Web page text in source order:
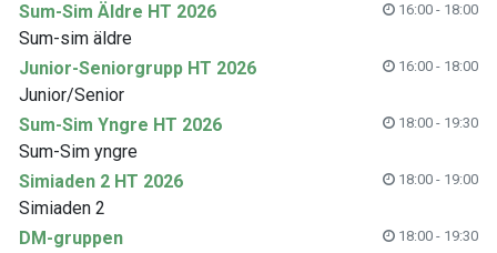
Sum-Sim Äldre HT 2026
16:00 - 18:00
Sum-sim äldre
Junior-Seniorgrupp HT 2026
16:00 - 18:00
Junior/Senior
Sum-Sim Yngre HT 2026
18:00 - 19:30
Sum-Sim yngre
Simiaden 2 HT 2026
18:00 - 19:00
Simiaden 2
DM-gruppen
18:00 - 19:30